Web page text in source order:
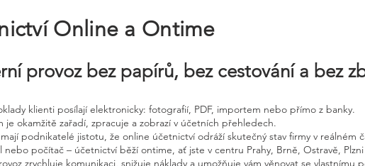
Online a Ontime
provoz bez papírů, bez cestování a bez
klienti posílají elektronicky: fotografií, PDF, importem nebo přímo z banky.
je okamžitě zařadí, zpracuje a zobrazí v účetních přehledech.
podnikatelé jistotu, že online účetnictví odráží skutečný stav firmy v reálném
nebo počítač – účetnictví běží ontime, ať jste v centru Prahy, Brně, Ostravě,
zrychluje komunikaci, snižuje náklady a umožňuje vám věnovat se vlastnímu